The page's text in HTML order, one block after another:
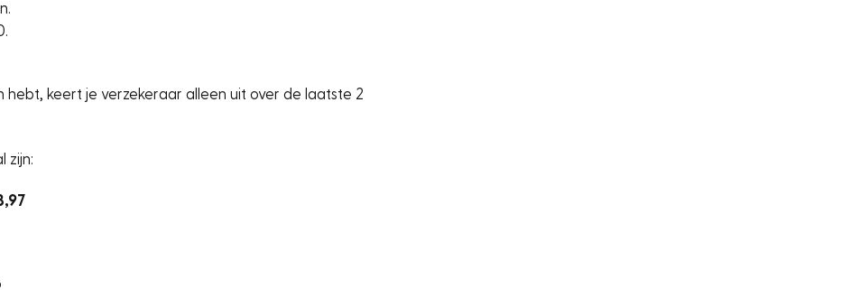
keert je verzekeraar alleen uit over de laatste 2
zijn: